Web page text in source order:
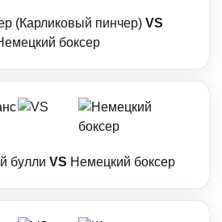
(Карликовый пинчер) VS
боксер
булли VS Немецкий боксер